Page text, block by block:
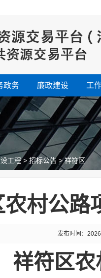
政务 廉政建设 工
工程>招标公告 >祥符区
农村公路
发布时间：
祥符区